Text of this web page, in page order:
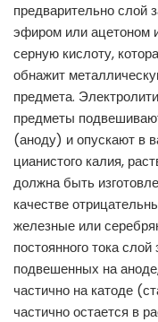
предварительно слой
эфиром или ацетоном
серную кислоту,
обнажит
предмета.
предметы
(аноду) и опускают в
цианистого калия,
должна быть
качестве
железные или
постоянного тока
подвешенных на
частично на катоде
частично остается в